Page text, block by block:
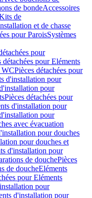
de bondeAccessoires
de
et de chasse
pour ParoisSystèmes
pour
détachées pour Eléments
WCPièces détachées pour
d'installation pour
pour
Pièces détachées pour
d'installation pour
pour
avec évacuation
pour douches
pour douches et
d'installation pour
de douchePièces
de doucheEléments
pour Eléments
pour
d'installation pour